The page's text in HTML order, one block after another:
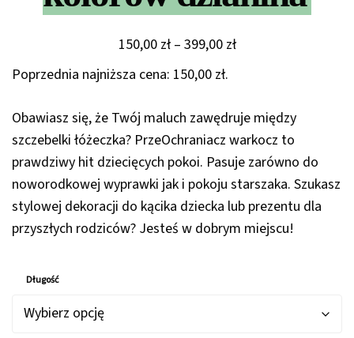
150,00 zł – 399,00 złZakres
150,00 zł
do
399,00 zł
Poprzednia najniższa cena: 150,00 zł.
Obawiasz się, że Twój maluch zawędruje między
szczebelki łóżeczka? PrzeOchraniacz warkocz to
prawdziwy hit dziecięcych pokoi. Pasuje zarówno do
noworodkowej wyprawki jak i pokoju starszaka. Szukasz
stylowej dekoracji do kącika dziecka lub prezentu dla
przyszłych rodziców? Jesteś w dobrym miejscu!
Długość